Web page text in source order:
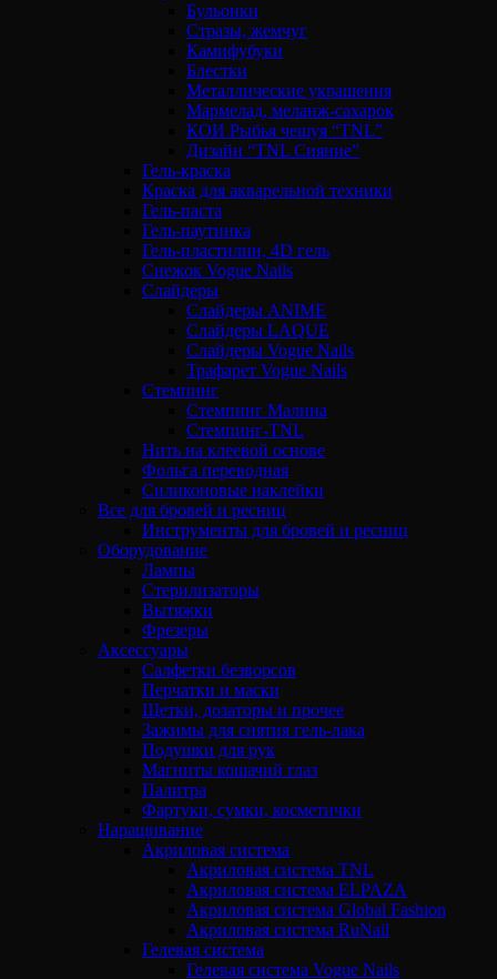
Бульонки
Стразы, жемчуг
Камифубуки
Блестки
Металлические украшения
Мармелад, меланж-сахарок
КОИ Рыбья чешуя “TNL”
Дизайн “TNL Сияние”
Гель-краска
Краска для акварельной техники
Гель-паста
Гель-паутинка
Гель-пластилин, 4D гель
Снежок Vogue Nails
Слайдеры
Слайдеры ANIME
Слайдеры LAQUE
Слайдеры Vogue Nails
Трафарет Vogue Nails
Стемпинг
Стемпинг Малина
Стемпинг-TNL
Нить на клеевой основе
Фольга переводная
Силиконовые наклейки
Все для бровей и ресниц
Инструменты для бровей и ресниц
Оборудование
Лампы
Стерилизаторы
Вытяжки
Фрезеры
Аксессуары
Салфетки безворсов
Перчатки и маски
Щетки, дозаторы и прочее
Зажимы для снятия гель-лака
Подушки для рук
Магниты кошачий глаз
Палитра
Фартуки, сумки, косметички
Наращивание
Акриловая система
Акриловая система TNL
Акриловая система ELPAZA
Акриловая система Global Fashion
Акриловая система RuNail
Гелевая система
Гелевая система Vogue Nails